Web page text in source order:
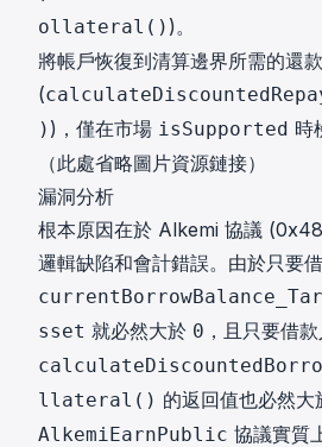
ollateral() )。
將帳戶恢復到清算邊界所需的還
(
) )，僅在市場 isSupported 時
（此處省略圖片資源鏈接）
漏洞分析
根本原因在於 Alkemi 協議 (
邏輯缺陷和會計錯誤。由於只要
sset 就必然大於 0 ，且只要借
llateral() 的返回值也必然大
AlkemiEarnPublic 協議實質